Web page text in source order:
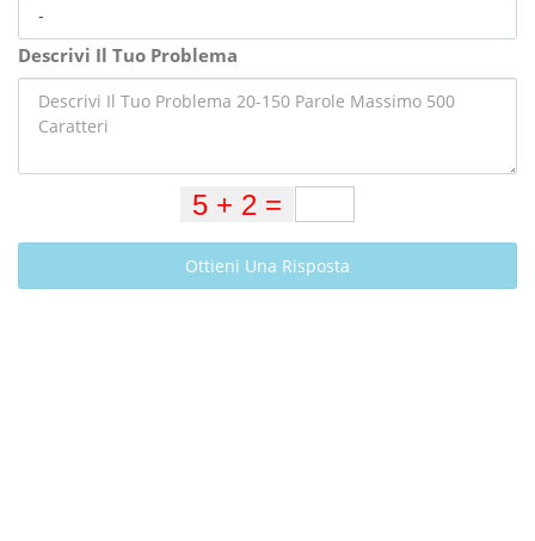
Descrivi Il Tuo Problema
Ottieni Una Risposta